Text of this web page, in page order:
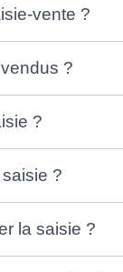
vente ?
?
?
?
la saisie ?